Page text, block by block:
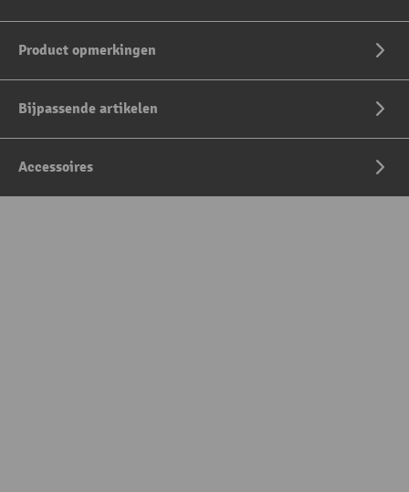
Product opmerkingen
Bijpassende artikelen
Accessoires